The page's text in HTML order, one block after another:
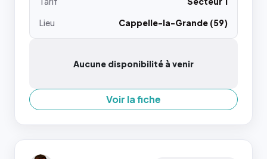
Lieu
Cappelle-la-Grande (59)
Aucune disponibilité à venir
Voir la fiche